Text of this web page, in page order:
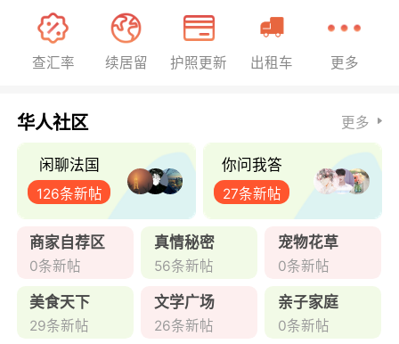
查汇率 续居留 护照更新 出租车 更多
华人社区 更多
闲聊法国
126条新帖
你问我答
27条新帖
商家自荐区
0条新帖
真情秘密
56条新帖
宠物花草
0条新帖
美食天下
29条新帖
文学广场
26条新帖
亲子家庭
0条新帖